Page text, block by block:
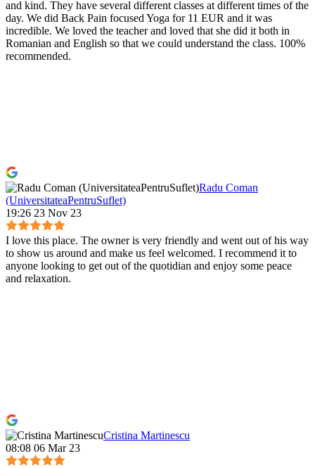
and kind. They have several different classes at different times of the
day. We did Back Pain focused Yoga for 11 EUR and it was
incredible. We loved the teacher and loved that she did it both in
Romanian and English so that we could understand the class. 100%
recommended.
Radu Coman
(UniversitateaPentruSuflet)
19:26 23 Nov 23
I love this place. The owner is very friendly and went out of his way
to show us around and make us feel welcomed. I recommend it to
anyone looking to get out of the quotidian and enjoy some peace
and relaxation.
Cristina Martinescu
08:08 06 Mar 23